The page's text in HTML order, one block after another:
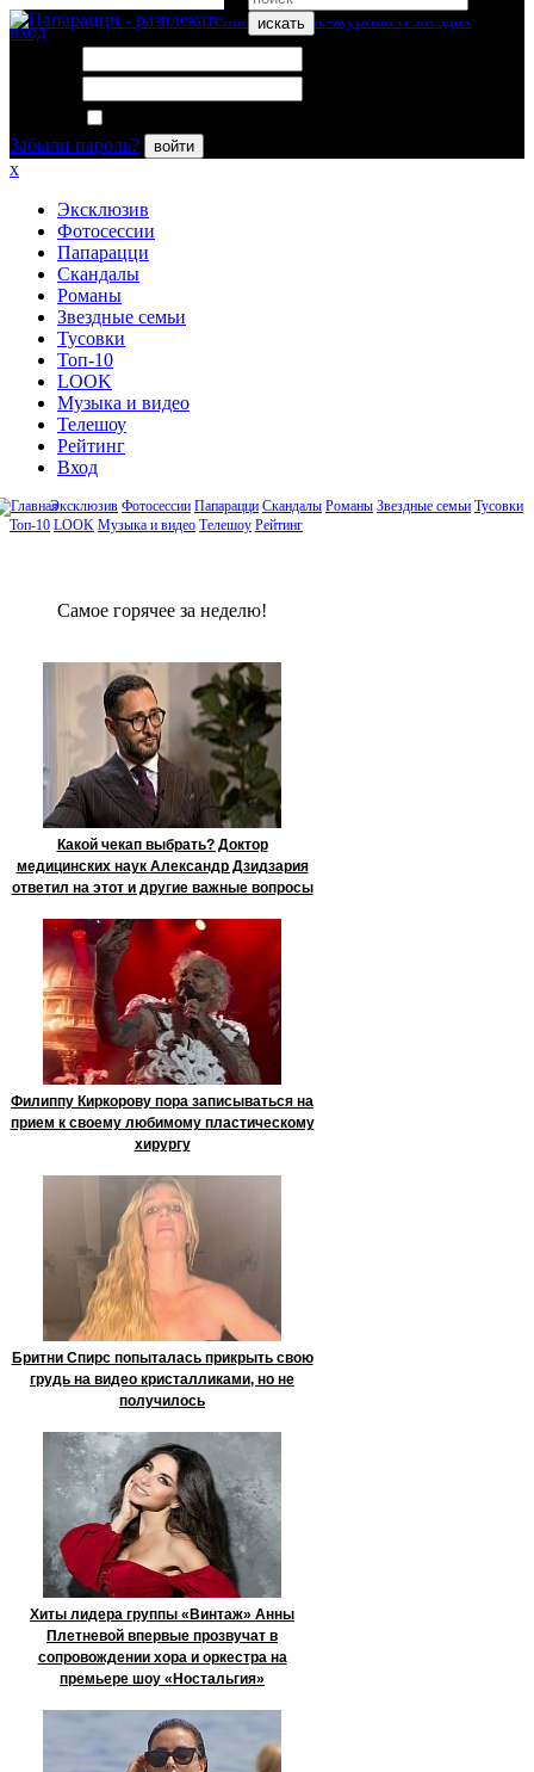
искать
вход
Забыли пароль?
войти
x
Эксклюзив
Фотосессии
Папарацци
Скандалы
Романы
Звездные семьи
Тусовки
Топ-10
LOOK
Музыка и видео
Телешоу
Рейтинг
Вход
Эксклюзив Фотосессии Папарацци Скандалы Романы Звездные семьи Тусовки
Топ-10 LOOK Музыка и видео Телешоу Рейтинг
Сaмое гoрячее за неделю!
Какой чекап выбрать? Доктор
медицинских наук Александр Дзидзария
ответил на этот и другие важные вопросы
Филиппу Киркорову пора записываться на
прием к своему любимому пластическому
хирургу
Бритни Спирс попыталась прикрыть свою
грудь на видео кристалликами, но не
получилось
Хиты лидера группы «Винтаж» Анны
Плетневой впервые прозвучат в
сопровождении хора и оркестра на
премьере шоу «Ностальгия»